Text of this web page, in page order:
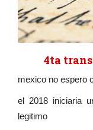
4ta
mexico no espero
el 2018 iniciaria
legitimo